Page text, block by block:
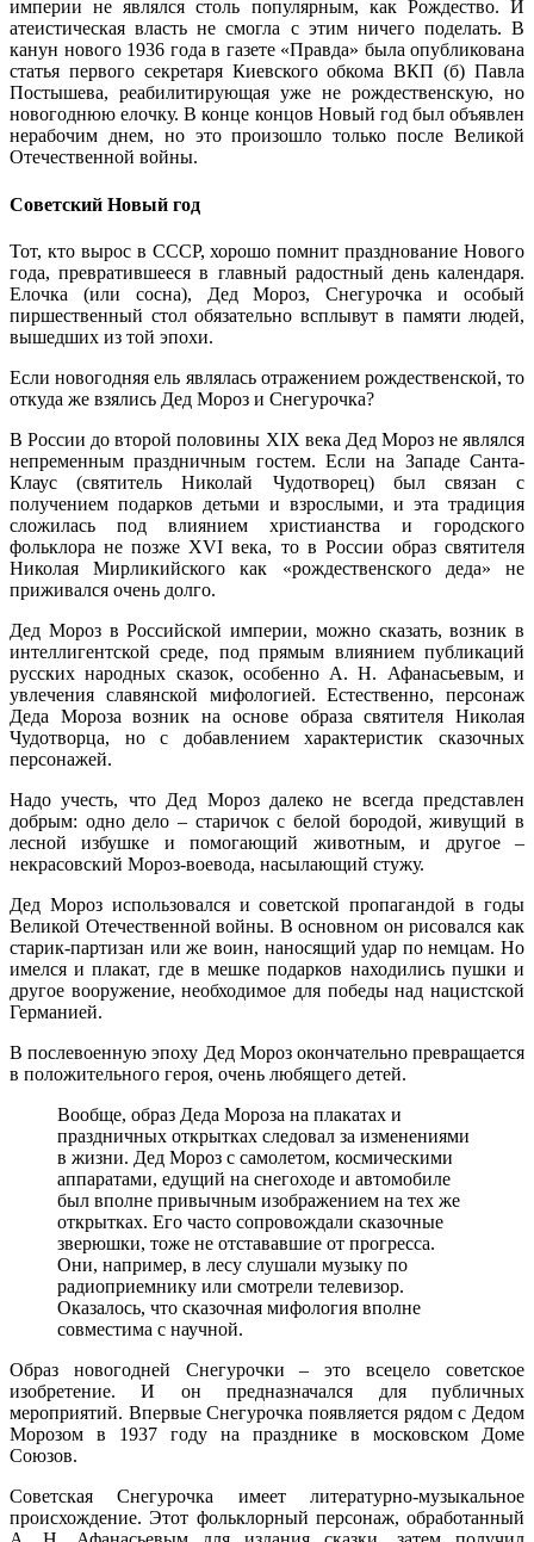
империи не являлся столь популярным, как Рождество. И
атеистическая власть не смогла с этим ничего поделать. В
канун нового 1936 года в газете «Правда» была опубликована
статья первого секретаря Киевского обкома ВКП (б) Павла
Постышева, реабилитирующая уже не рождественскую, но
новогоднюю елочку. В конце концов Новый год был объявлен
нерабочим днем, но это произошло только после Великой
Отечественной войны.
Советский Новый год
Тот, кто вырос в СССР, хорошо помнит празднование Нового
года, превратившееся в главный радостный день календаря.
Елочка (или сосна), Дед Мороз, Снегурочка и особый
пиршественный стол обязательно всплывут в памяти людей,
вышедших из той эпохи.
Если новогодняя ель являлась отражением рождественской, то
откуда же взялись Дед Мороз и Снегурочка?
В России до второй половины XIX века Дед Мороз не являлся
непременным праздничным гостем. Если на Западе Санта-
Клаус (святитель Николай Чудотворец) был связан с
получением подарков детьми и взрослыми, и эта традиция
сложилась под влиянием христианства и городского
фольклора не позже XVI века, то в России образ святителя
Николая Мирликийского как «рождественского деда» не
приживался очень долго.
Дед Мороз в Российской империи, можно сказать, возник в
интеллигентской среде, под прямым влиянием публикаций
русских народных сказок, особенно А. Н. Афанасьевым, и
увлечения славянской мифологией. Естественно, персонаж
Деда Мороза возник на основе образа святителя Николая
Чудотворца, но с добавлением характеристик сказочных
персонажей.
Надо учесть, что Дед Мороз далеко не всегда представлен
добрым: одно дело – старичок с белой бородой, живущий в
лесной избушке и помогающий животным, и другое –
некрасовский Мороз-воевода, насылающий стужу.
Дед Мороз использовался и советской пропагандой в годы
Великой Отечественной войны. В основном он рисовался как
старик-партизан или же воин, наносящий удар по немцам. Но
имелся и плакат, где в мешке подарков находились пушки и
другое вооружение, необходимое для победы над нацистской
Германией.
В послевоенную эпоху Дед Мороз окончательно превращается
в положительного героя, очень любящего детей.
Вообще, образ Деда Мороза на плакатах и
праздничных открытках следовал за изменениями
в жизни. Дед Мороз с самолетом, космическими
аппаратами, едущий на снегоходе и автомобиле
был вполне привычным изображением на тех же
открытках. Его часто сопровождали сказочные
зверюшки, тоже не отстававшие от прогресса.
Они, например, в лесу слушали музыку по
радиоприемнику или смотрели телевизор.
Оказалось, что сказочная мифология вполне
совместима с научной.
Образ новогодней Снегурочки – это всецело советское
изобретение. И он предназначался для публичных
мероприятий. Впервые Снегурочка появляется рядом с Дедом
Морозом в 1937 году на празднике в московском Доме
Союзов.
Советская Снегурочка имеет литературно-музыкальное
происхождение. Этот фольклорный персонаж, обработанный